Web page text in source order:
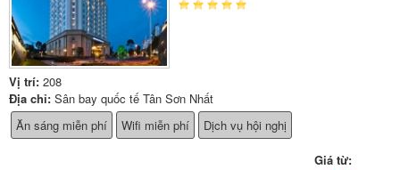
Vị trí: 208
Địa chỉ: Sân bay quốc tế Tân Sơn Nhất
Ăn sáng miễn phí
Wifi miễn phí Dịch vụ hội nghị
Giá từ: